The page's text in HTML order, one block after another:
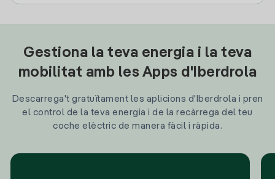
Gestiona la teva energia i la teva
mobilitat amb les Apps d'Iberdrola
Descarrega't gratuïtament les aplicions d'Iberdrola i pren
el control de la teva energia i de la recàrrega del teu
coche elèctric de manera fàcil i ràpida.